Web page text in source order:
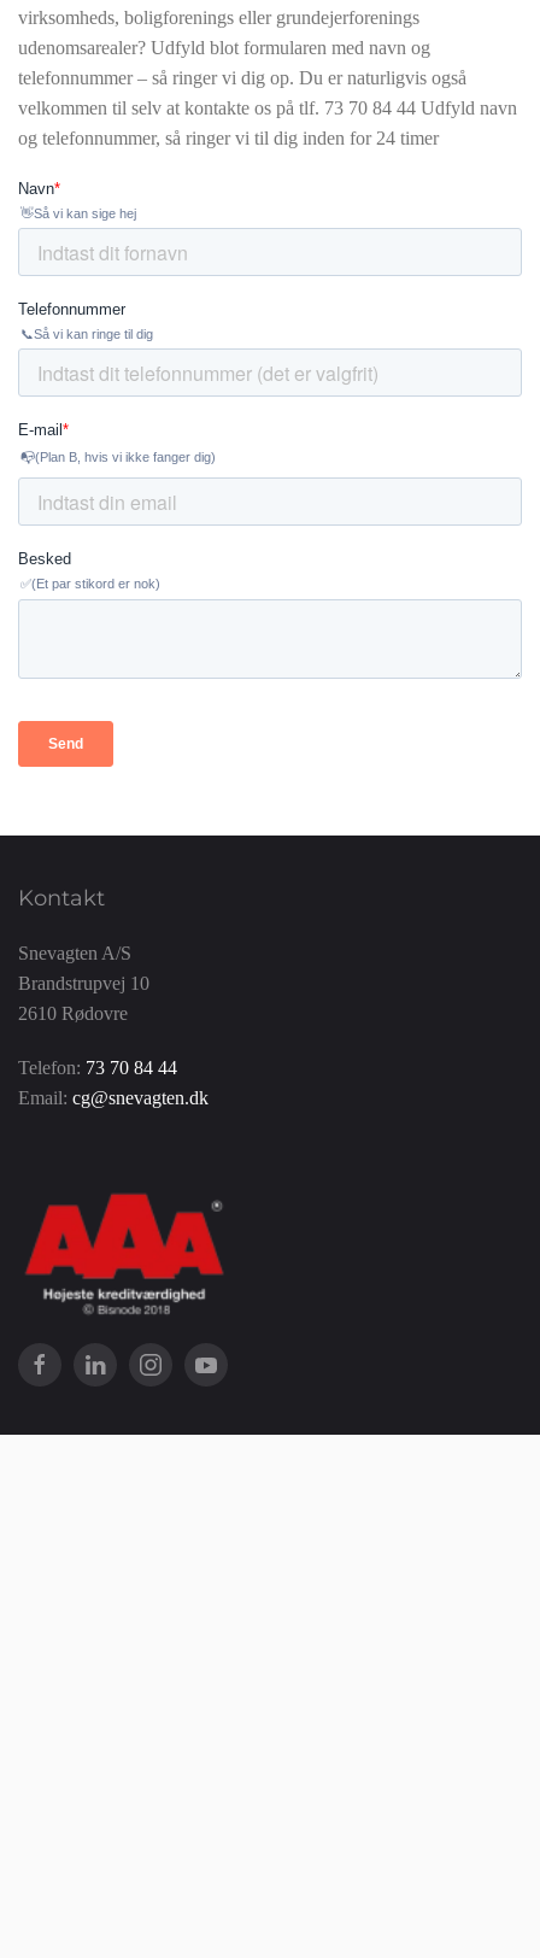
virksomheds, boligforenings eller grundejerforenings
udenomsarealer? Udfyld blot formularen med navn og
telefonnummer – så ringer vi dig op. Du er naturligvis også
velkommen til selv at kontakte os på tlf. 73 70 84 44 Udfyld navn
og telefonnummer, så ringer vi til dig inden for 24 timer
Kontakt
Snevagten A/S
Brandstrupvej 10
2610 Rødovre
Telefon: 73 70 84 44
Email: cg@snevagten.dk